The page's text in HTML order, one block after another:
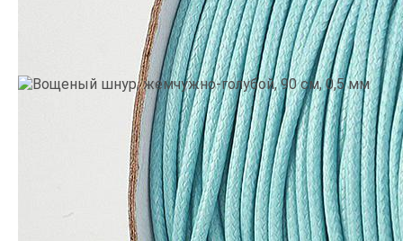
Китай•Цвет: Голубой